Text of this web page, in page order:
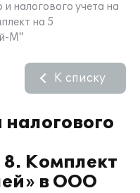
налогового учета на
на 5
М"
налогового
Комплект
в ООО
К списку